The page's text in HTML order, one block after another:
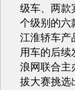
级车、两款
个级别的六
江淮轿车产
用车的后
浪网联合
拔大赛挑选